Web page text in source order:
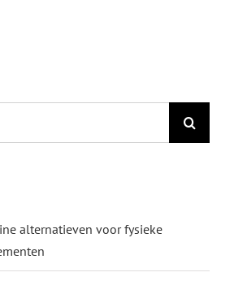
alternatieven voor fysieke